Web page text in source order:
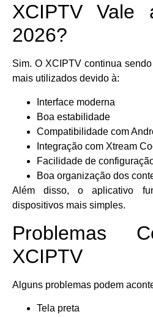
XCIPTV Vale
2026?
Sim. O XCIPTV continua
mais utilizados devido à:
Interface moderna
Boa estabilidade
Compatibilidade com
Integração com Xtream
Facilidade de
Boa organização dos
Além disso, o aplicativo
dispositivos mais simples.
Problemas
XCIPTV
Alguns problemas podem
Tela preta